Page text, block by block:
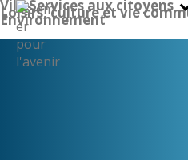
VilleServices aux citoyens
Loisirs, culture et vie
Environnement